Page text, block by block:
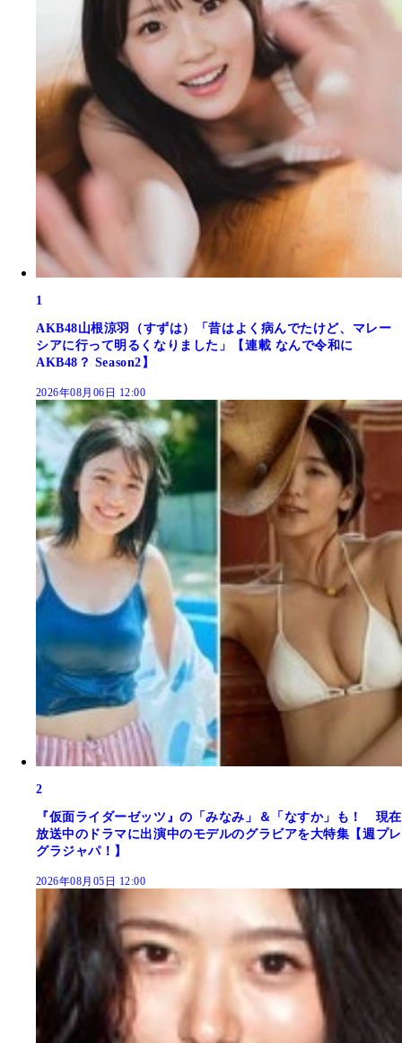
1
AKB48山根涼羽（すずは）「昔はよく病んでたけど、マレー
シアに行って明るくなりました」【連載 なんで令和に
AKB48？ Season2】
2026年08月06日 12:00
2
『仮面ライダーゼッツ』の「みなみ」＆「なすか」も！ 現在
放送中のドラマに出演中のモデルのグラビアを大特集【週プレ
グラジャパ！】
2026年08月05日 12:00